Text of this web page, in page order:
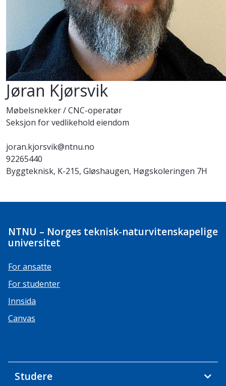
Jøran Kjørsvik
Møbelsnekker / CNC-operatør
Seksjon for vedlikehold eiendom
joran.kjorsvik@ntnu.no
92265440
Byggteknisk, K-215, Gløshaugen, Høgskoleringen 7H
NTNU – Norges teknisk-naturvitenskapelige
universitet
For ansatte
For studenter
Innsida
Canvas
Studere